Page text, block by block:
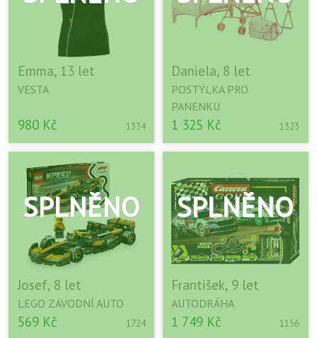
Emma, 13 let
VESTA
980 Kč 1334
Daniela, 8 let
POSTÝLKA PRO
PANENKU
1 325 Kč 1323
Josef, 8 let
LEGO ZÁVODNÍ AUTO
569 Kč 1724
František, 9 let
AUTODRÁHA
1 749 Kč 1156